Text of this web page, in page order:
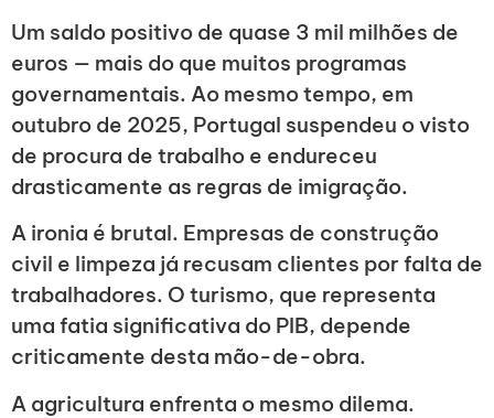
Um saldo positivo de quase 3 mil milhões de
euros — mais do que muitos programas
governamentais. Ao mesmo tempo, em
outubro de 2025, Portugal suspendeu o visto
de procura de trabalho e endureceu
drasticamente as regras de imigração.
A ironia é brutal. Empresas de construção
civil e limpeza já recusam clientes por falta de
trabalhadores. O turismo, que representa
uma fatia significativa do PIB, depende
criticamente desta mão-de-obra.
A agricultura enfrenta o mesmo dilema.